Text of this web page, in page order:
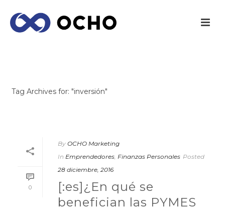
Tag Archives for: "inversión"
0
By OCHO Marketing
In Emprendedores, Finanzas Personales Posted
28 diciembre, 2016
[:es]¿En qué se
benefician las PYMES